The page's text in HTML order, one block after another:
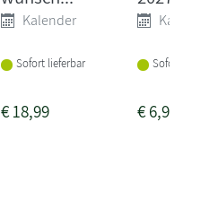
Kalender
Sofort lieferbar
€18,99
Kalender
Sofort
€6,95